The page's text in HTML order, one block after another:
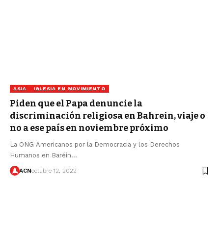
ASIA IGLESIA EN MOVIMIENTO
Piden que el Papa denuncie la
discriminación religiosa en Bahrein, viaje o
no a ese país en noviembre próximo
La ONG Americanos por la Democracia y los Derechos
Humanos en Baréin…
ACNoctubre 12, 2022